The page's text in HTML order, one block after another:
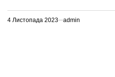
4 Листопада 2023 admin